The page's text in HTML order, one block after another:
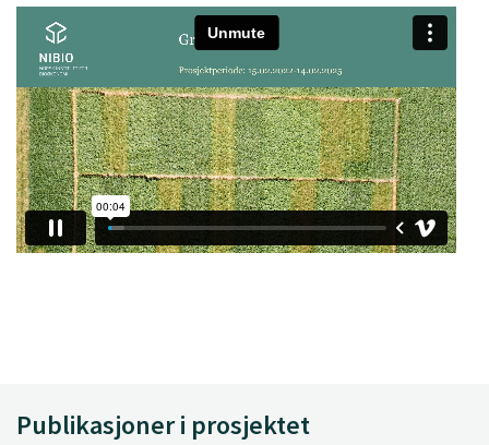
Publikasjoner i prosjektet